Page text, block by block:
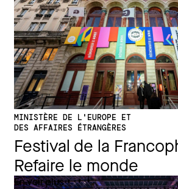
MINISTÈRE DE L'EUROPE ET
DES AFFAIRES ÉTRANGÈRES
Festival de la
Refaire le monde
En voir plus